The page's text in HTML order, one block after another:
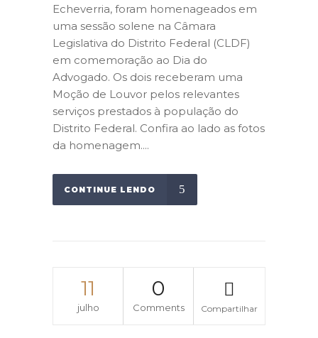
Echeverria, foram homenageados em
uma sessão solene na Câmara
Legislativa do Distrito Federal (CLDF)
em comemoração ao Dia do
Advogado. Os dois receberam uma
Moção de Louvor pelos relevantes
serviços prestados à população do
Distrito Federal. Confira ao lado as fotos
da homenagem....
CONTINUE LENDO
11
julho
0
Comments Compartilhar